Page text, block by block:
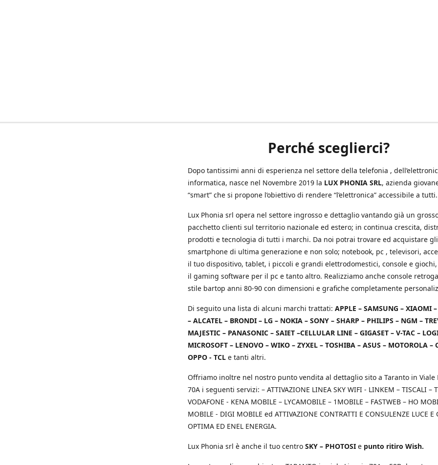
Perché sceglierci?
Dopo tantissimi anni di esperienza nel settore della telefonia ,
informatica, nasce nel Novembre 2019 la LUX PHONIA SRL, azienda
“smart” che si propone l’obiettivo di rendere “l’elettronica” accessibile a tutti.
Lux Phonia srl opera nel settore ingrosso e dettaglio vantando già un
pacchetto clienti sul territorio nazionale ed estero; in continua crescita,
prodotti e tecnologia di tutti i marchi. Da noi potrai trovare ed acquistare gli
smartphone di ultima generazione e non solo; notebook, pc , televisori,
il tuo dispositivo, tablet, i piccoli e grandi elettrodomestici, console e
il gaming software per il pc e tanto altro. Realizziamo anche console
stile bartop anni 80-90 con dimensioni e grafiche completamente
Di seguito una lista di alcuni marchi trattati: APPLE – SAMSUNG – XIAOMI
– ALCATEL – BRONDI – LG – NOKIA – SONY – SHARP – PHILIPS – NGM –
MAJESTIC – PANASONIC – SAIET –CELLULAR LINE – GIGASET – V-TAC –
MICROSOFT – LENOVO – WIKO – ZYXEL – TOSHIBA – ASUS – MOTOROLA –
OPPO - TCL e tanti altri.
Offriamo inoltre nel nostro punto vendita al dettaglio sito a Taranto in Viale
70A i seguenti servizi: – ATTIVAZIONE LINEA SKY WIFI - LINKEM – TISCALI –
VODAFONE - KENA MOBILE – LYCAMOBILE – 1MOBILE – FASTWEB – HO
MOBILE - DIGI MOBILE ed ATTIVAZIONE CONTRATTI E CONSULENZE LUCE E
OPTIMA ED ENEL ENERGIA.
Lux Phonia srl è anche il tuo centro SKY – PHOTOSI e punto ritiro Wish.